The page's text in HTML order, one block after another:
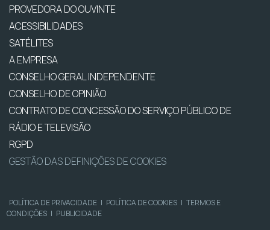
PROVEDORA DO OUVINTE
ACESSIBILIDADES
SATÉLITES
A EMPRESA
CONSELHO GERAL INDEPENDENTE
CONSELHO DE OPINIÃO
CONTRATO DE CONCESSÃO DO SERVIÇO PÚBLICO DE
RÁDIO E TELEVISÃO
RGPD
GESTÃO DAS DEFINIÇÕES DE COOKIES
POLÍTICA DE PRIVACIDADE | POLÍTICA DE COOKIES | TERMOS E
CONDIÇÕES | PUBLICIDADE